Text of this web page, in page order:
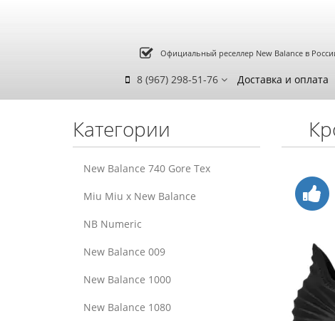
Официальный реселлер New Balance в
8 (967) 298-51-76 Доставка и оплата
Категории
New Balance 740 Gore Tex
Miu Miu x New Balance
NB Numeric
New Balance 009
New Balance 1000
New Balance 1080